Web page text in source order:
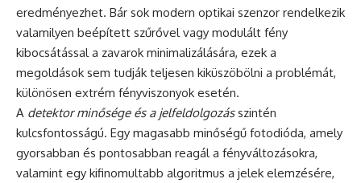
eredményezhet. Bár sok modern optikai szenzor rendelkezik
valamilyen beépített szűrővel vagy modulált fény
kibocsátással a zavarok minimalizálására, ezek a
megoldások sem tudják teljesen kiküszöbölni a problémát,
különösen extrém fényviszonyok esetén.
A detektor minősége és a jelfeldolgozásszintén
kulcsfontosságú. Egy magasabb minőségű fotodióda, amely
gyorsabban és pontosabban reagál a fényváltozásokra,
valamint egy kifinomultabb algoritmus a jelek elemzésére,